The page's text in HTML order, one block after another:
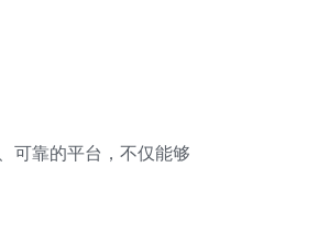
可靠的平台，不仅能够